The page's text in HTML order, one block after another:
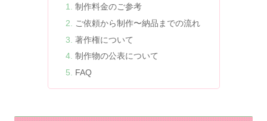
制作料金のご参考
ご依頼から制作〜納品までの流れ
著作権について
制作物の公表について
FAQ